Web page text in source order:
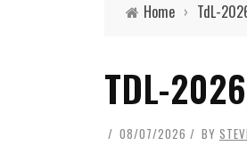
Home › TdL-
TDL-
08/07/2026 BY